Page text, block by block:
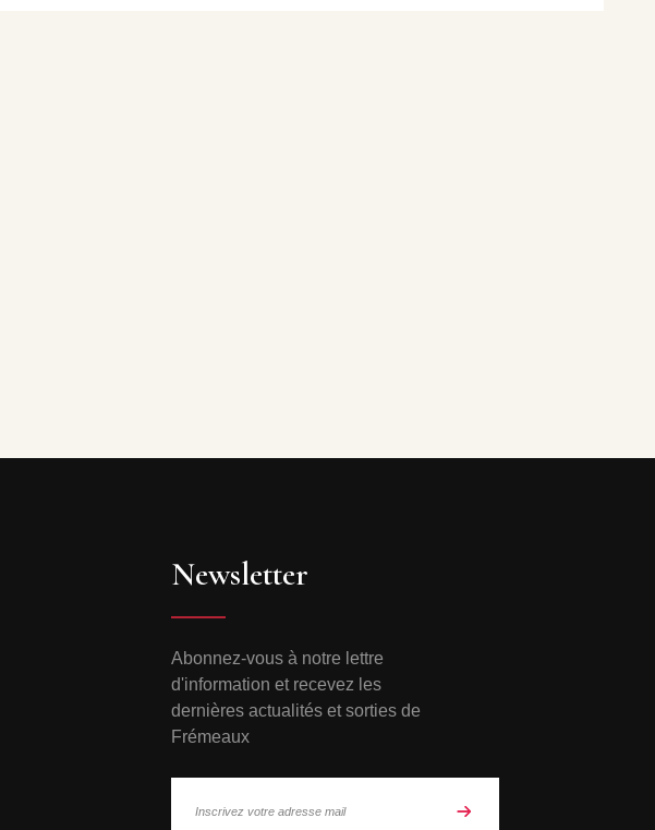
Newsletter
Abonnez-vous à notre lettre
d'information et recevez les
dernières actualités et sorties de
Frémeaux